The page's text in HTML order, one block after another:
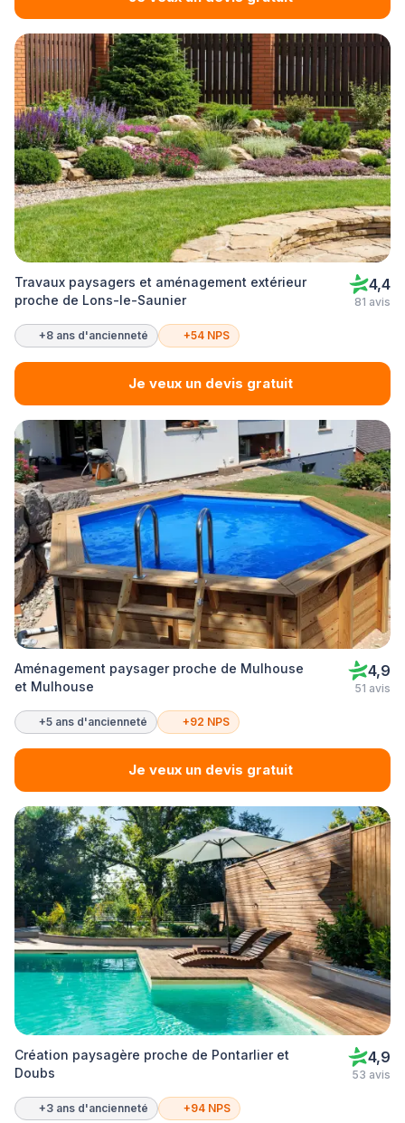
Travaux paysagers et aménagement extérieur
proche de Lons-le-Saunier
4,4
81 avis
+8 ans d'ancienneté +54 NPS
Je veux un devis gratuit
Aménagement paysager proche de Mulhouse
et Mulhouse
4,9
51 avis
+5 ans d'ancienneté +92 NPS
Je veux un devis gratuit
Création paysagère proche de Pontarlier et
Doubs
4,9
53 avis
+3 ans d'ancienneté +94 NPS